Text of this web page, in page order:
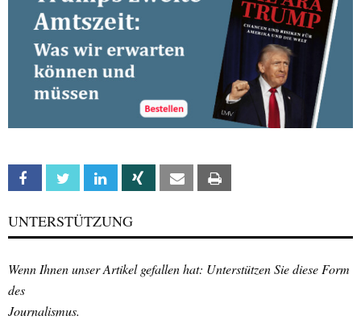
Facebook Twitter Linkedin Xing Email
UNTERSTÜTZUNG
Wenn Ihnen unser Artikel gefallen hat: Unterstützen Sie diese Form
des
Journalismus.